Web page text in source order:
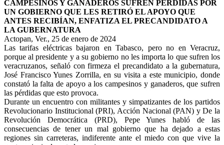
CAMPESINOS Y GANADEROS SUFREN PÉRDIDAS POR
UN GOBIERNO QUE LES RETIRÓ EL APOYO QUE
ANTES RECIBÍAN, ENFATIZA EL PRECANDIDATO A
LA GUBERNATURA
Actopan, Ver., 25 de enero de 2024
Las tarifas eléctricas bajaron en Tabasco, pero no en Veracruz,
porque al presidente y a su gobierno no les importa lo que sufren los
veracruzanos, señaló con firmeza el precandidato a la gubernatura,
José Francisco Yunes Zorrilla, en su visita a este municipio, donde
constató la falta de apoyo a los campesinos y ganaderos, que sufren
las pérdidas que esto provoca.
Durante un encuentro con militantes y simpatizantes de los partidos
Revolucionario Institucional (PRI), Acción Nacional (PAN) y De la
Revolución Democrática (PRD), Pepe Yunes habló de las
consecuencias de tener un mal gobierno que ha dejado a estas
regiones sin carreteras, indiferente ante el miedo con que vive la